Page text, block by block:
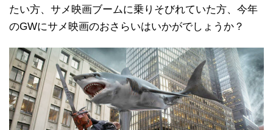
たい方、サメ映画ブームに乗りそびれていた方、今年
のGWにサメ映画のおさらいはいかがでしょうか？